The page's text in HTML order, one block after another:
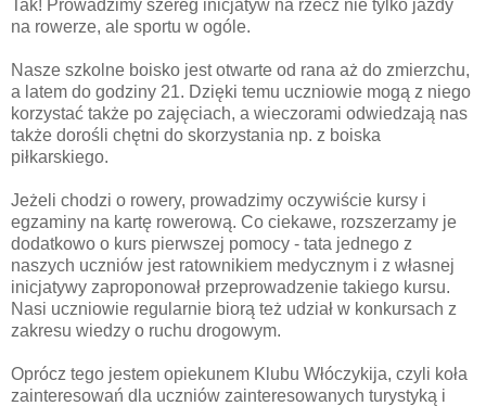
Tak! Prowadzimy szereg inicjatyw na rzecz nie tylko jazdy
na rowerze, ale sportu w ogóle.
Nasze szkolne boisko jest otwarte od rana aż do zmierzchu,
a latem do godziny 21. Dzięki temu uczniowie mogą z niego
korzystać także po zajęciach, a wieczorami odwiedzają nas
także dorośli chętni do skorzystania np. z boiska
piłkarskiego.
Jeżeli chodzi o rowery, prowadzimy oczywiście kursy i
egzaminy na kartę rowerową. Co ciekawe, rozszerzamy je
dodatkowo o kurs pierwszej pomocy - tata jednego z
naszych uczniów jest ratownikiem medycznym i z własnej
inicjatywy zaproponował przeprowadzenie takiego kursu.
Nasi uczniowie regularnie biorą też udział w konkursach z
zakresu wiedzy o ruchu drogowym.
Oprócz tego jestem opiekunem Klubu Włóczykija, czyli koła
zainteresowań dla uczniów zainteresowanych turystyką i